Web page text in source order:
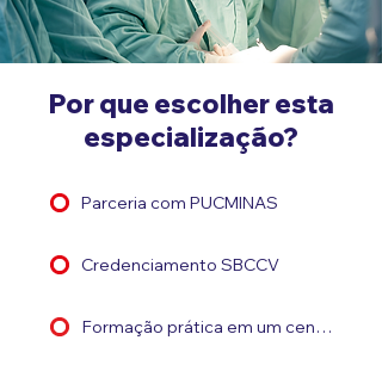
Por que escolher esta
especialização?
Parceria com PUCMINAS
Credenciamento SBCCV
Formação prática em um centro